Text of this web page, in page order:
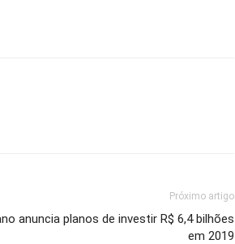
Próximo artigo
anuncia planos de investir R$ 6,4 bilhões
em 2019